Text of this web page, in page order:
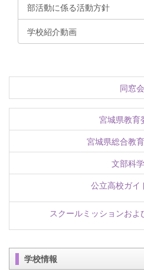
部活動に係る活動方針
学校紹介動画
同窓会
宮城県教育
宮城県総合教
文部科
公立高校ガイ
スクールミッションお
学校情報